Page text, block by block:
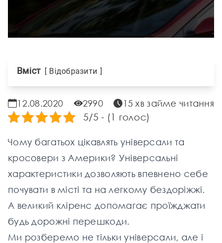
Вміст Відобразити
12.08.2020 2990 15 хв займе читання
5/5 - (1 голос)
Чому багатьох цікавлять універсали та
кросовери з Америки? Універсальні
характеристики дозволяють впевнено себе
почувати в місті та на легкому бездоріжжі.
А великий кліренс допомагає проїжджати
будь дорожні перешкоди.
Ми розберемо не тільки універсали, але і